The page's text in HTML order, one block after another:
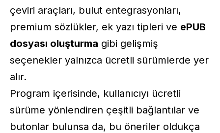
çeviri araçları, bulut entegrasyonları,
premium sözlükler, ek yazı tipleri ve ePUB
dosyası oluşturma gibi gelişmiş
seçenekler yalnızca ücretli sürümlerde yer
alır.
Program içerisinde, kullanıcıyı ücretli
sürüme yönlendiren çeşitli bağlantılar ve
butonlar bulunsa da, bu öneriler oldukça